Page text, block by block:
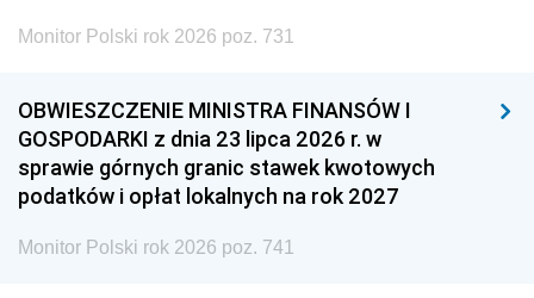
Monitor Polski rok 2026 poz. 731
OBWIESZCZENIE MINISTRA FINANSÓW I
GOSPODARKI z dnia 23 lipca 2026 r. w
sprawie górnych granic stawek kwotowych
podatków i opłat lokalnych na rok 2027
Monitor Polski rok 2026 poz. 741